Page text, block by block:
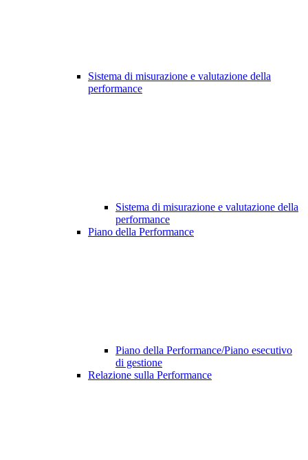
Sistema di misurazione e valutazione della
performance
Sistema di misurazione e valutazione della
performance
Piano della Performance
Piano della Performance/Piano esecutivo
di gestione
Relazione sulla Performance